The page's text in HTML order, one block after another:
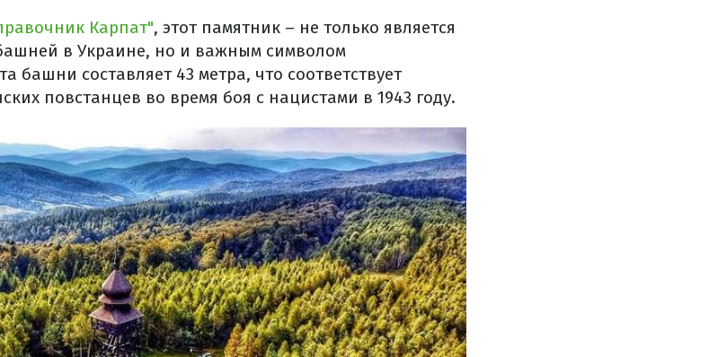
Карпат", этот памятник – не только является
в Украине, но и важным символом
башни составляет 43 метра, что соответствует
повстанцев во время боя с нацистами в 1943 году.